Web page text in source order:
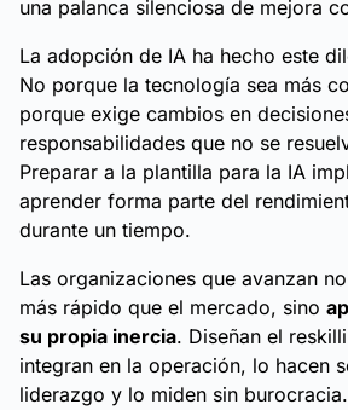
una palanca silenciosa de mejora
La adopción de IA ha hecho este
No porque la tecnología sea más
porque exige cambios en
responsabilidades que no se
Preparar a la plantilla para la IA
aprender forma parte del
durante un tiempo.
Las organizaciones que avanzan
más rápido que el mercado, sino
su propia inercia. Diseñan el
integran en la operación, lo hacen
liderazgo y lo miden sin